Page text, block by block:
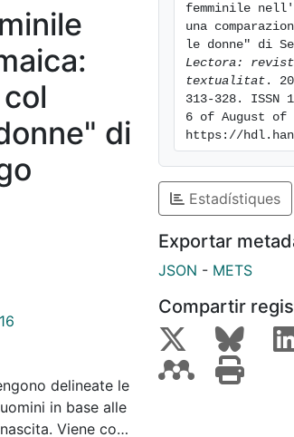
di
delineate le
in base alle
Viene così
femminile
una
Lectora:
textualitat .
313-328. ISSN
6 of August of
https://
Estadístiques
Exportar
JSON - METS
Compartir